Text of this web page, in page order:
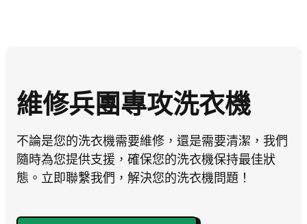
維修兵團專攻洗衣機
不論是您的洗衣機需要維修，還是需要清潔，我們
隨時為您提供支援，確保您的洗衣機保持最佳狀
態。立即聯繫我們，解決您的洗衣機問題！